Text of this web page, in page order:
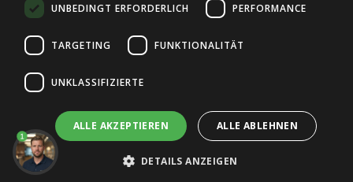
auf
Trusted Shops
1
UNBEDINGT ERFORDERLICH PERFORMANCE
TARGETING FUNKTIONALITÄT
UNKLASSIFIZIERTE
ALLE AKZEPTIEREN ALLE ABLEHNEN
DETAILS ANZEIGEN